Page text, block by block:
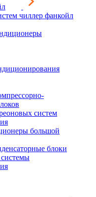
чиллер фанкойл
систем
большой
блоки